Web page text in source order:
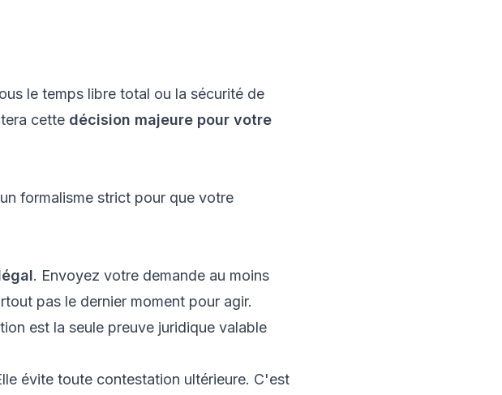
le temps libre total ou la sécurité de
cette décision majeure pour votre
formalisme strict pour que votre
. Envoyez votre demande au moins
pas le dernier moment pour agir.
est la seule preuve juridique valable
évite toute contestation ultérieure. C'est